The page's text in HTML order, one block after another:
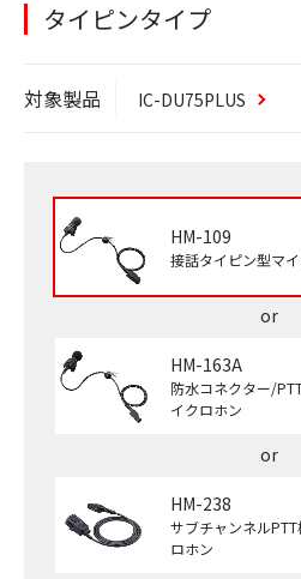
タイピンタイプ
対象製品 IC-DU75PLUS
HM-109
接話タイピン型マ
HM-163A
防水コネクター/
イクロホン
HM-238
サブチャンネル
ロホン